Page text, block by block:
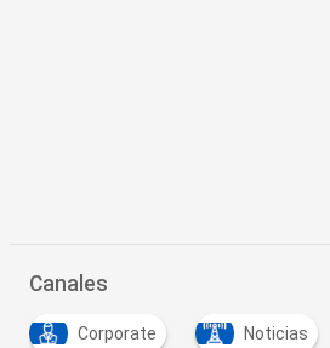
Canales
Corporate Noticias